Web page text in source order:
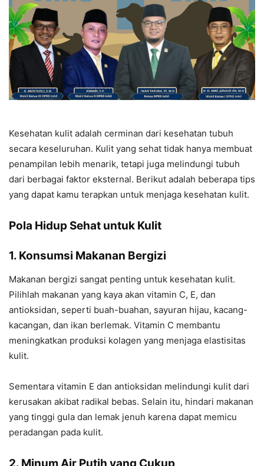
Kesehatan kulit adalah cerminan dari kesehatan tubuh
secara keseluruhan. Kulit yang sehat tidak hanya membuat
penampilan lebih menarik, tetapi juga melindungi tubuh
dari berbagai faktor eksternal. Berikut adalah beberapa tips
yang dapat kamu terapkan untuk menjaga kesehatan kulit.
Pola Hidup Sehat untuk Kulit
1. Konsumsi Makanan Bergizi
Makanan bergizi sangat penting untuk kesehatan kulit.
Pilihlah makanan yang kaya akan vitamin C, E, dan
antioksidan, seperti buah-buahan, sayuran hijau, kacang-
kacangan, dan ikan berlemak. Vitamin C membantu
meningkatkan produksi kolagen yang menjaga elastisitas
kulit.
Sementara vitamin E dan antioksidan melindungi kulit dari
kerusakan akibat radikal bebas. Selain itu, hindari makanan
yang tinggi gula dan lemak jenuh karena dapat memicu
peradangan pada kulit.